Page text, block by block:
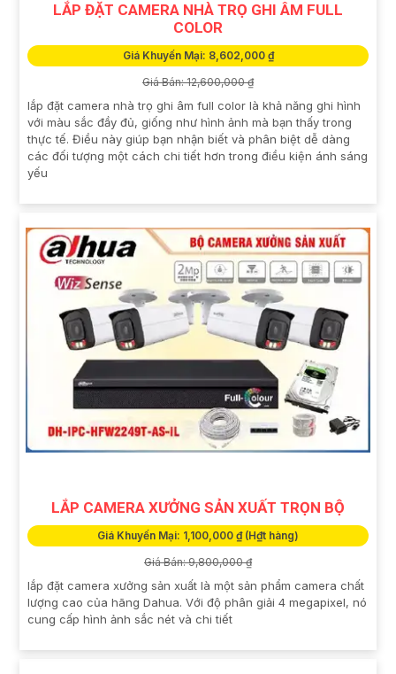
LẮP ĐẶT CAMERA NHÀ TRỌ GHI ÂM FULL
COLOR
Giá Khuyến Mại: 8,602,000 ₫
Giá Bán: 12,600,000 ₫
lắp đặt camera nhà trọ ghi âm full color là khả năng ghi hình
với màu sắc đầy đủ, giống như hình ảnh mà bạn thấy trong
thực tế. Điều này giúp bạn nhận biết và phân biệt dễ dàng
các đối tượng một cách chi tiết hơn trong điều kiện ánh sáng
yếu
LẮP CAMERA XƯỞNG SẢN XUẤT TRỌN BỘ
Giá Khuyến Mại: 1,100,000 ₫ (H₫t hàng)
Giá Bán: 9,800,000 ₫
lắp đặt camera xưởng sản xuất là một sản phẩm camera chất
lượng cao của hãng Dahua. Với độ phân giải 4 megapixel, nó
cung cấp hình ảnh sắc nét và chi tiết